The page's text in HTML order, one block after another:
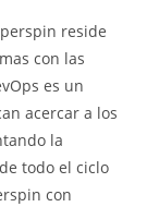
reside
con las
es un
acercar a los
la
todo el ciclo
con